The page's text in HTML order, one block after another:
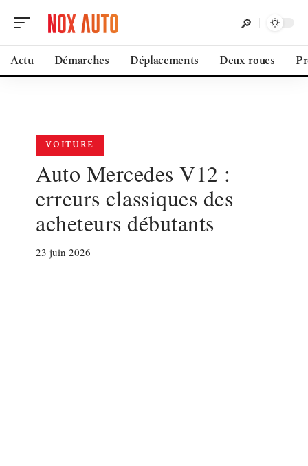
Actu Démarches Déplacements Deux-roues
VOITURE
Auto Mercedes V12 :
erreurs classiques des
acheteurs débutants
23 juin 2026